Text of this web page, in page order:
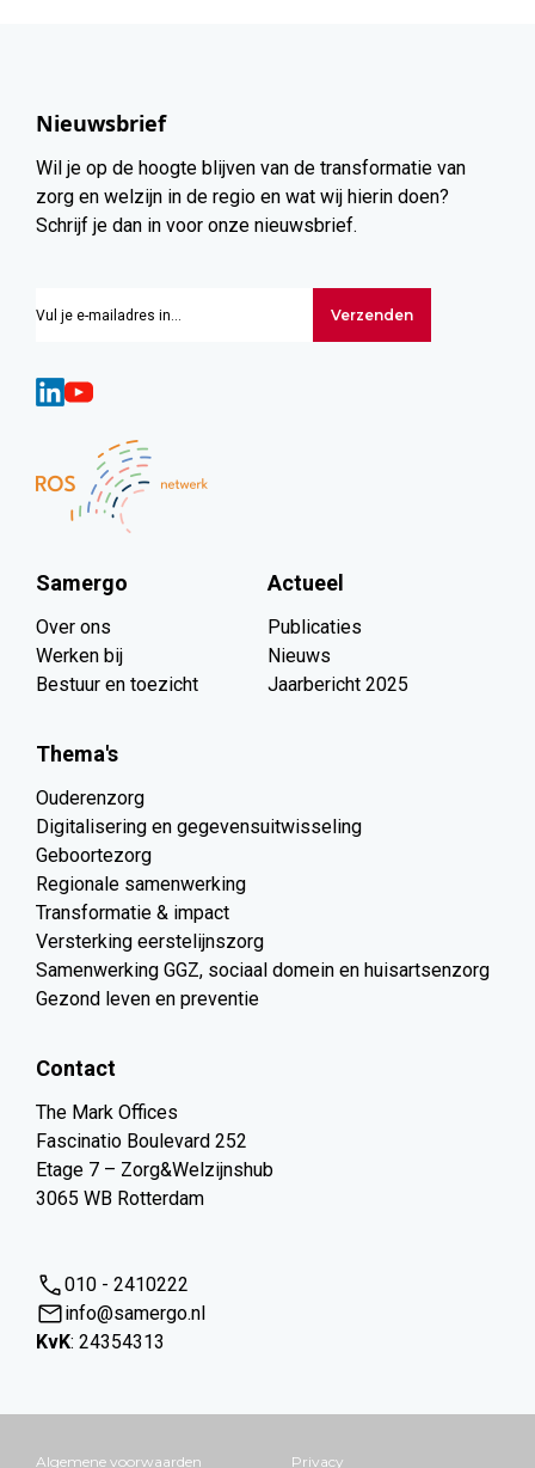
Samergo
Over ons
Werken bij
Bestuur en toezicht
Actueel
Publicaties
Nieuws
Jaarbericht 2025
Thema's
Ouderenzorg
Digitalisering en gegevensuitwisseling
Geboortezorg
Regionale samenwerking
Transformatie & impact
Versterking eerstelijnszorg
Samenwerking GGZ, sociaal domein en huisartsenzorg
Gezond leven en preventie
Contact
The Mark Offices
Fascinatio Boulevard 252
Etage 7 – Zorg&Welzijnshub
3065 WB Rotterdam
010 - 2410222
info@samergo.nl
KvK: 24354313
Nieuwsbrief
Wil je op de hoogte blijven van de transformatie van
zorg en welzijn in de regio en wat wij hierin doen?
Schrijf je dan in voor onze nieuwsbrief.
Verzenden
Algemene voorwaarden Privacy